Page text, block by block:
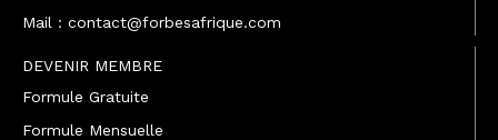
Mail : contact@forbesafrique.com
DEVENIR MEMBRE
Formule Gratuite
Formule Mensuelle